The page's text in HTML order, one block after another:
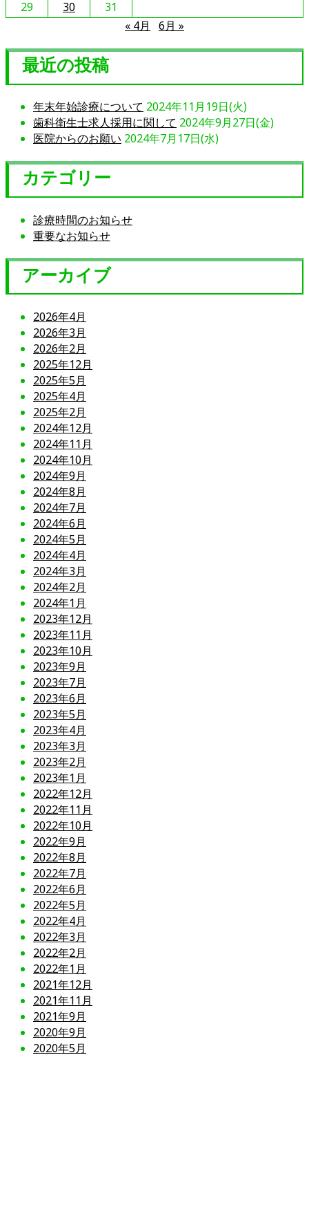
い
て
29
30
31
« 4月
6月 »
最近の投稿
年末年始診療について 2024年11月19日(火)
歯科衛生士求人採用に関して 2024年9月27日(金)
医院からのお願い 2024年7月17日(水)
カテゴリー
診療時間のお知らせ
重要なお知らせ
アーカイブ
2026年4月
2026年3月
2026年2月
2025年12月
2025年5月
2025年4月
2025年2月
2024年12月
2024年11月
2024年10月
2024年9月
2024年8月
2024年7月
2024年6月
2024年5月
2024年4月
2024年3月
2024年2月
2024年1月
2023年12月
2023年11月
2023年10月
2023年9月
2023年7月
2023年6月
2023年5月
2023年4月
2023年3月
2023年2月
2023年1月
2022年12月
2022年11月
2022年10月
2022年9月
2022年8月
2022年7月
2022年6月
2022年5月
2022年4月
2022年3月
2022年2月
2022年1月
2021年12月
2021年11月
2021年9月
2020年9月
2020年5月